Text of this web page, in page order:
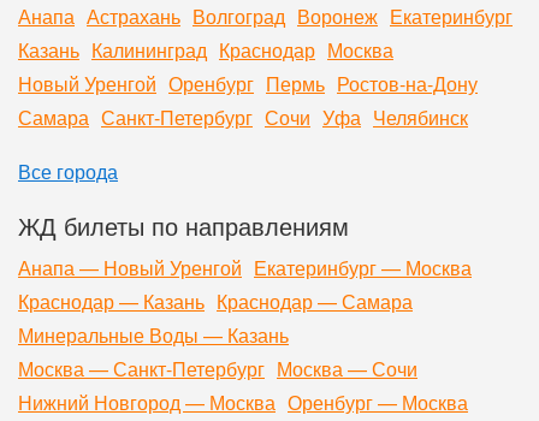
Анапа Астрахань Волгоград Воронеж Екатеринбург
Казань Калининград Краснодар Москва
Новый Уренгой Оренбург Пермь Ростов-на-Дону
Самара Санкт-Петербург Сочи Уфа Челябинск
Все города
ЖД билеты по направлениям
Анапа — Новый Уренгой Екатеринбург — Москва
Краснодар — Казань Краснодар — Самара
Минеральные Воды — Казань
Москва — Санкт-Петербург Москва — Сочи
Нижний Новгород — Москва Оренбург — Москва